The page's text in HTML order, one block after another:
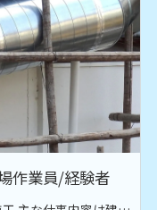
作業員/経験者